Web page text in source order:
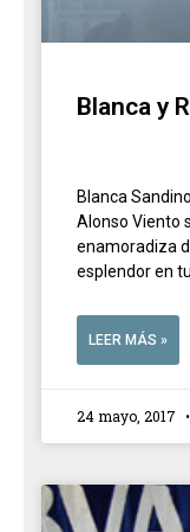
Blanca y
Blanca
Alonso Viento
enamoradiza
esplendor en tu
LEER MÁS »
24 mayo, 2017